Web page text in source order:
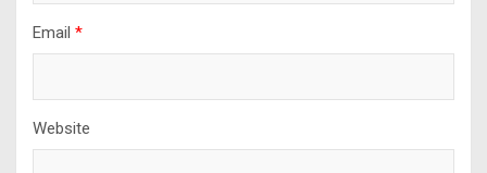
Email *
Website